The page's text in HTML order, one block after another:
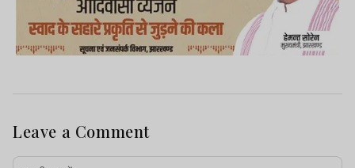
Leave a Comment